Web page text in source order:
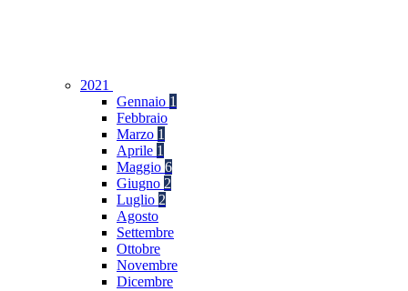
2021
Gennaio 1
Febbraio
Marzo 1
Aprile 1
Maggio 6
Giugno 2
Luglio 2
Agosto
Settembre
Ottobre
Novembre
Dicembre